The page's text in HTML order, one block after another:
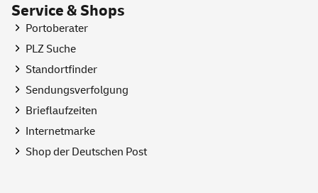
Service & Shops
Portoberater
PLZ Suche
Standortfinder
Sendungsverfolgung
Brieflaufzeiten
Internetmarke
Shopder Deutschen Post